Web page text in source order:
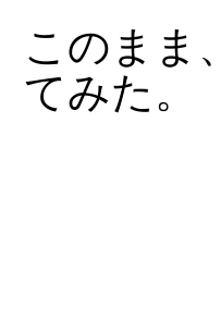
このまま
てみた。